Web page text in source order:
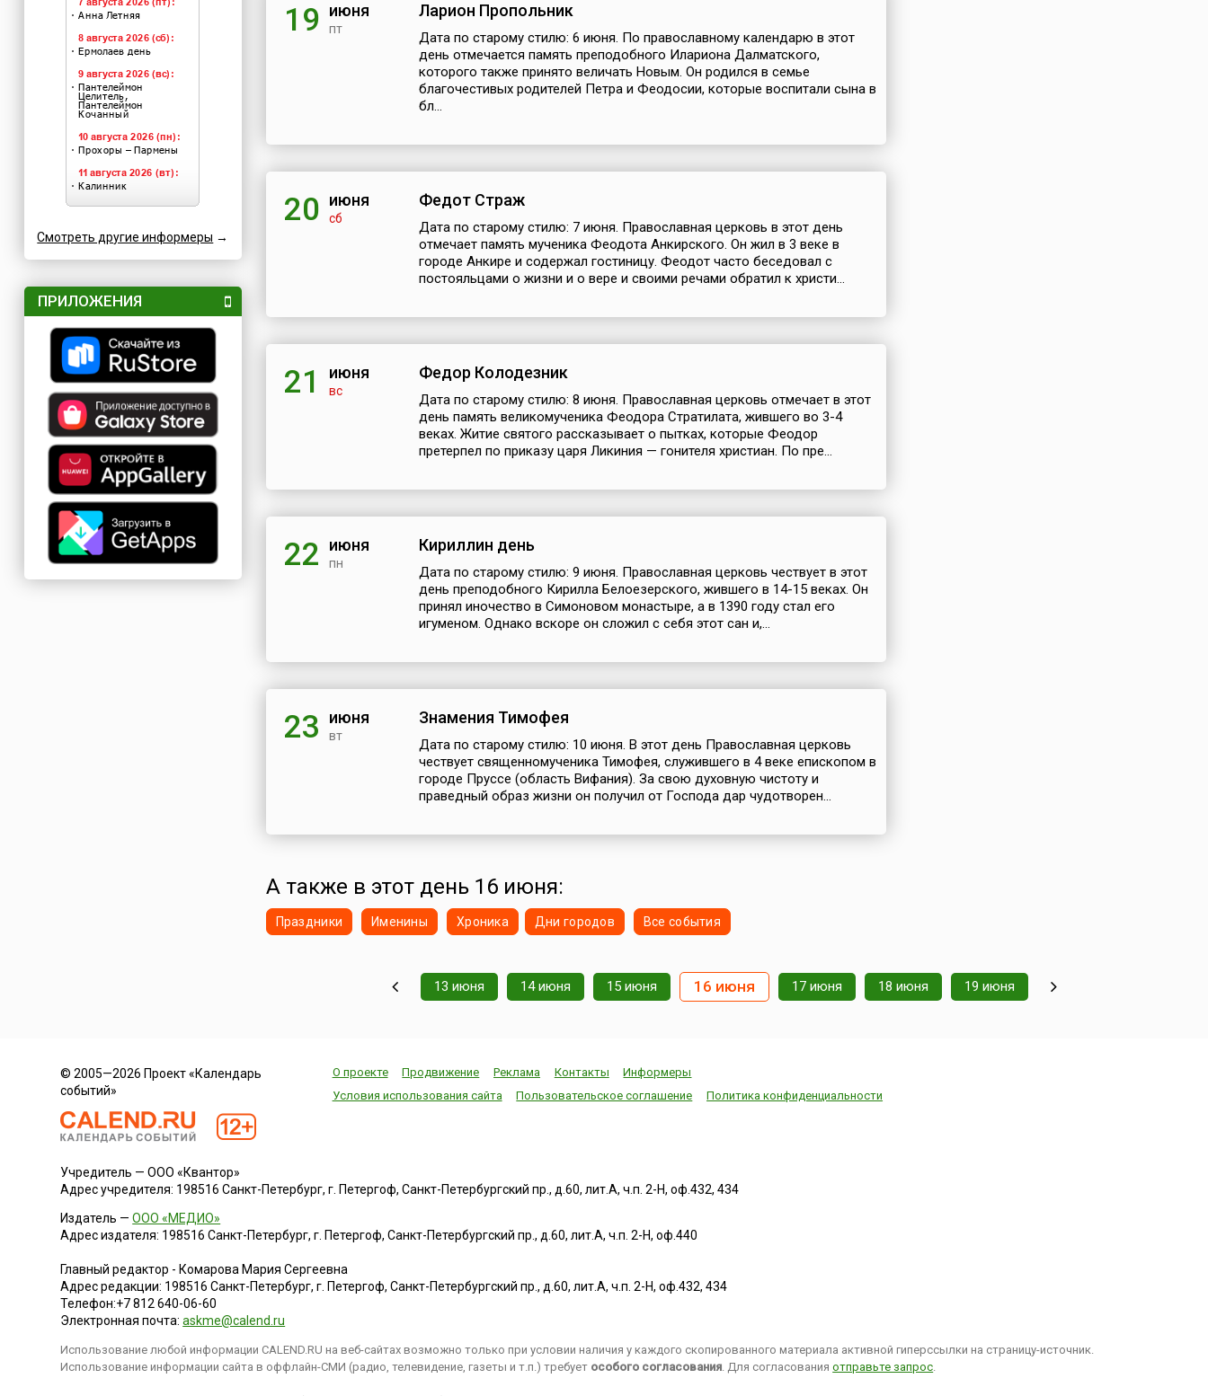
Смотреть другие информеры →
ПРИЛОЖЕНИЯ
19 июня
пт
Ларион Пропольник
Дата по старому стилю: 6 июня. По православному календарю в этот
день отмечается память преподобного Илариона Далматского,
которого также принято величать Новым. Он родился в семье
благочестивых родителей Петра и Феодосии, которые воспитали сына в
бл...
20 июня
сб
Федот Страж
Дата по старому стилю: 7 июня. Православная церковь в этот день
отмечает память мученика Феодота Анкирского. Он жил в 3 веке в
городе Анкире и содержал гостиницу. Феодот часто беседовал с
постояльцами о жизни и о вере и своими речами обратил к христи...
21 июня
вс
Федор Колодезник
Дата по старому стилю: 8 июня. Православная церковь отмечает в этот
день память великомученика Феодора Стратилата, жившего во 3-4
веках. Житие святого рассказывает о пытках, которые Феодор
претерпел по приказу царя Ликиния — гонителя христиан. По пре...
22 июня
пн
Кириллин день
Дата по старому стилю: 9 июня. Православная церковь чествует в этот
день преподобного Кирилла Белоезерского, жившего в 14-15 веках. Он
принял иночество в Симоновом монастыре, а в 1390 году стал его
игуменом. Однако вскоре он сложил с себя этот сан и,...
23 июня
вт
Знамения Тимофея
Дата по старому стилю: 10 июня. В этот день Православная церковь
чествует священномученика Тимофея, служившего в 4 веке епископом в
городе Пруссе (область Вифания). За свою духовную чистоту и
праведный образ жизни он получил от Господа дар чудотворен...
А также в этот день 16 июня:
Праздники Именины Хроника Дни городов Все события
13 июня 14 июня 15 июня 16 июня 17 июня 18 июня 19 июня
© 2005—2026 Проект «Календарь
событий»
О проекте Продвижение Реклама Контакты
Информеры
Условия использования сайта
Пользовательское соглашение Политика конфиденциальности
Учредитель — ООО «Квантор»
Адрес учредителя: 198516 Санкт-Петербург, г. Петергоф, Санкт-Петербургский пр., д.60, лит.А, ч.п. 2-Н, оф.432, 434
Издатель —ООО «МЕДИО»
Адрес издателя: 198516 Санкт-Петербург, г. Петергоф, Санкт-Петербургский пр., д.60, лит.А, ч.п. 2-Н, оф.440
Главный редактор - Комарова Мария Сергеевна
Адрес редакции: 198516 Санкт-Петербург, г. Петергоф,Санкт-Петербургский пр., д.60, лит.А, ч.п. 2-Н, оф.432, 434
Телефон:+7 812 640-06-60
Электронная почта:askme@calend.ru
Использование любой информации CALEND.RU на веб-сайтах возможно только при условии наличия у каждого скопированного материала активной гиперссылки на страницу-источник.
Использование информации сайта в оффлайн-СМИ (радио, телевидение, газеты и т.п.) требует особого согласования. Для согласованияотправьте запрос.